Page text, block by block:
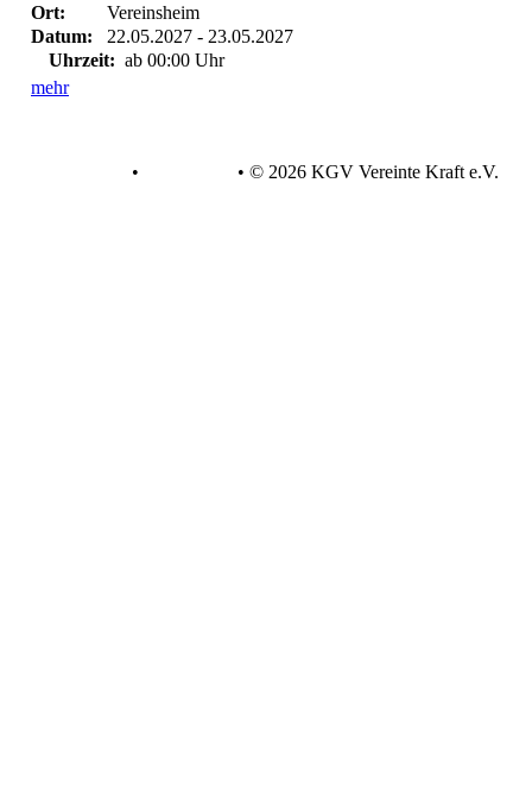
Ort:
Vereinsheim
Datum:
22.05.2027 - 23.05.2027
Uhrzeit: ab 00:00 Uhr
mehr
• • © 2026 KGV Vereinte Kraft e.V.